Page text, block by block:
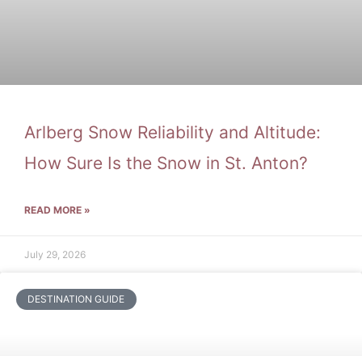
Arlberg Snow Reliability and Altitude:
How Sure Is the Snow in St. Anton?
READ MORE »
July 29, 2026
DESTINATION GUIDE